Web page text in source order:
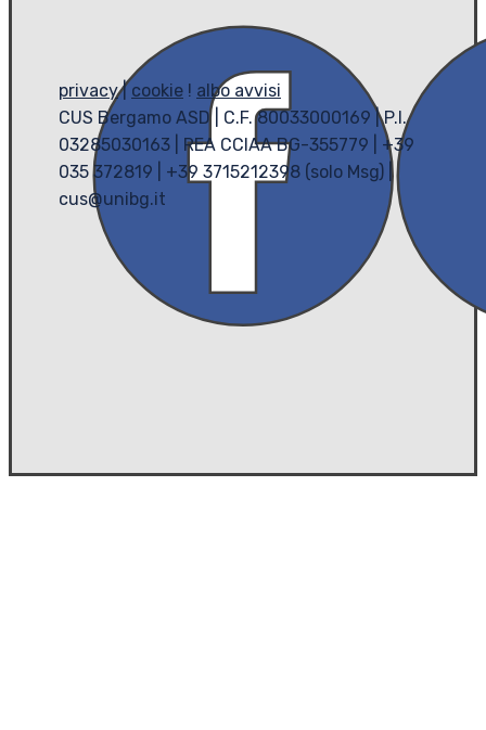
privacy|cookie ! albo avvisi
CUS Bergamo ASD | C.F. 80033000169 | P.I.
03285030163 | REA CCIAA BG-355779 | +39
035 372819 | +39 3715212398 (solo Msg) |
cus@unibg.it